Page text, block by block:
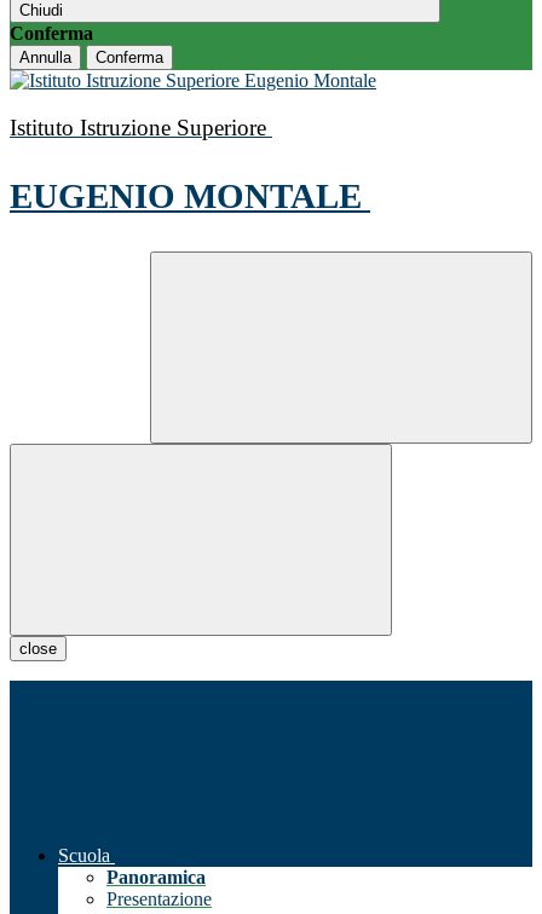
Chiudi
Conferma
Annulla Conferma
Istituto Istruzione Superiore
EUGENIO MONTALE
close
Scuola
Panoramica
Presentazione